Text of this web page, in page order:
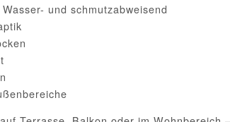
und schmutzabweisend